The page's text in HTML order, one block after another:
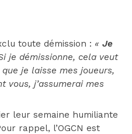
toute démission : « Je
je démissionne, cela veut
je laisse mes joueurs,
vous, j’assumerai mes
leur semaine humiliante
rappel, l’OGCN est